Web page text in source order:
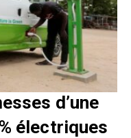
d’une
électriques